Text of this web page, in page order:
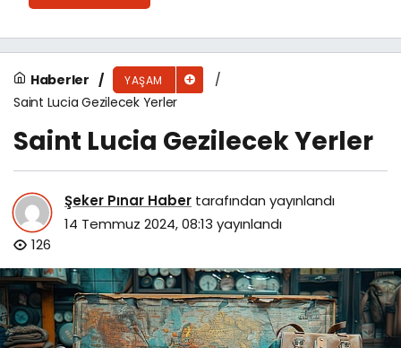
Haberler YAŞAM
Saint Lucia Gezilecek Yerler
Saint Lucia Gezilecek Yerler
Şeker Pınar Haber tarafından yayınlandı
14 Temmuz 2024, 08:13 yayınlandı
126